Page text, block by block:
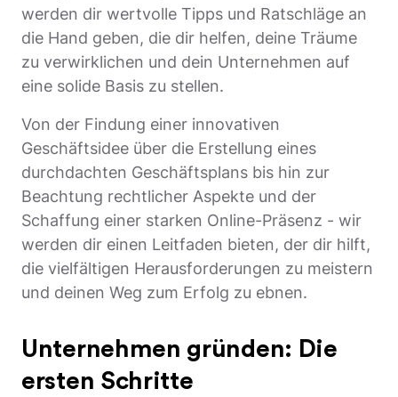
werden dir wertvolle Tipps und Ratschläge an
die Hand geben, die dir helfen, deine Träume
zu verwirklichen und dein Unternehmen auf
eine solide Basis zu stellen.
Von der Findung einer innovativen
Geschäftsidee über die Erstellung eines
durchdachten Geschäftsplans bis hin zur
Beachtung rechtlicher Aspekte und der
Schaffung einer starken Online-Präsenz - wir
werden dir einen Leitfaden bieten, der dir hilft,
die vielfältigen Herausforderungen zu meistern
und deinen Weg zum Erfolg zu ebnen.
Unternehmen gründen: Die
ersten Schritte